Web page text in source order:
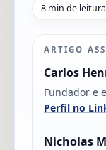
8 min de leitura
ARTIGO
Carlos
Fundador e
Perfil no
Nicholas